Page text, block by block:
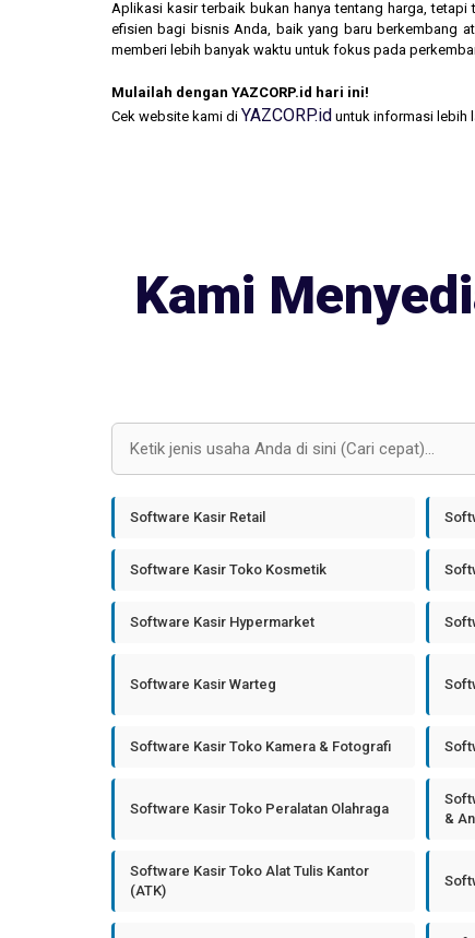
Aplikasi kasir terbaik bukan hanya tentang harga, tetapi
efisien bagi bisnis Anda, baik yang baru berkembang
memberi lebih banyak waktu untuk fokus pada
Mulailah dengan YAZCORP.id hari ini!
Cek website kami di YAZCORP.id untuk informasi lebih
Kami
Software Kasir Retail
Software Kasir Toko Kosmetik
Software Kasir Hypermarket
Software Kasir Warteg
Software Kasir Toko Kamera & Fotografi
Software Kasir Toko Peralatan Olahraga
&
Software Kasir Toko Alat Tulis Kantor
(ATK)